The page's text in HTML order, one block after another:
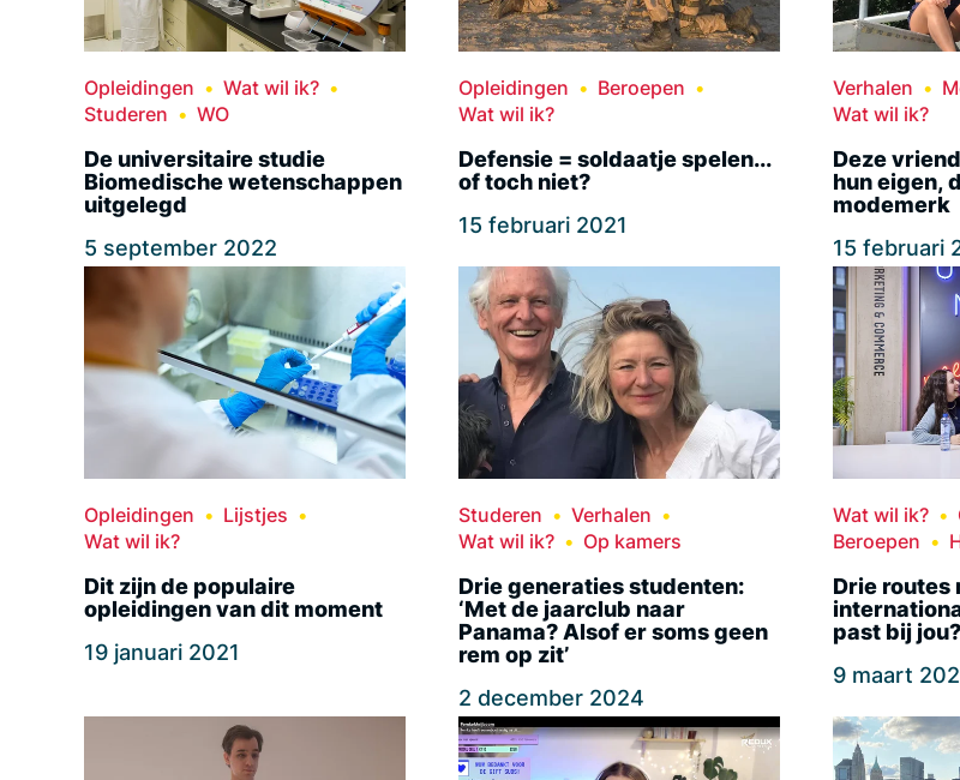
Opleidingen
Wat wil ik?
Studeren
WO
De universitaire studie
Biomedische wetenschappen
uitgelegd
5 september 2022
Opleidingen
Beroepen
Wat wil ik?
Defensie = soldaatje spelen...
of toch niet?
15 februari 2021
Verhalen
Wat wil ik?
Deze
hun eigen,
modemerk
15 februari
Opleidingen
Lijstjes
Wat wil ik?
Dit zijn de populaire
opleidingen van dit moment
19 januari 2021
Studeren
Verhalen
Wat wil ik?
Op kamers
Drie generaties studenten:
‘Met de jaarclub naar
Panama? Alsof er soms geen
rem op zit’
2 december 2024
Wat wil ik?
Beroepen
Drie routes
past bij jou?
9 maart